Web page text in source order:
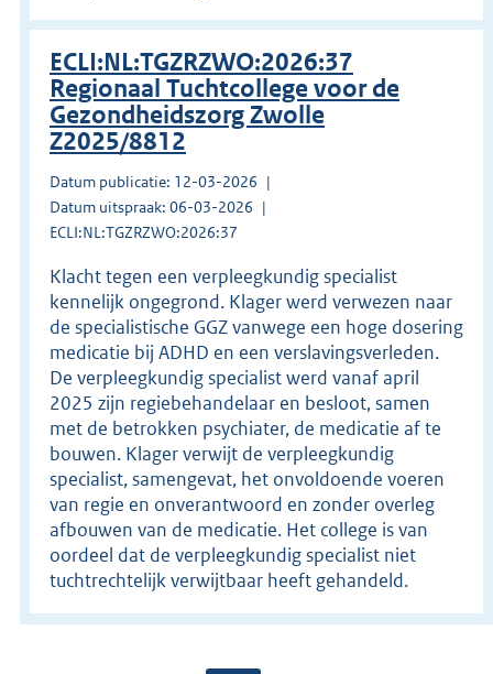
ECLI:NL:TGZRZWO:2026:37
Regionaal Tuchtcollege voor de
Gezondheidszorg Zwolle
Z2025/8812
Datum publicatie: 12-03-2026
Datum uitspraak: 06-03-2026
ECLI:NL:TGZRZWO:2026:37
Klacht tegen een verpleegkundig specialist
kennelijk ongegrond. Klager werd verwezen naar
de specialistische GGZ vanwege een hoge dosering
medicatie bij ADHD en een verslavingsverleden.
De verpleegkundig specialist werd vanaf april
2025 zijn regiebehandelaar en besloot, samen
met de betrokken psychiater, de medicatie af te
bouwen. Klager verwijt de verpleegkundig
specialist, samengevat, het onvoldoende voeren
van regie en onverantwoord en zonder overleg
afbouwen van de medicatie. Het college is van
oordeel dat de verpleegkundig specialist niet
tuchtrechtelijk verwijtbaar heeft gehandeld.